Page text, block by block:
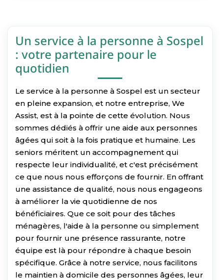
Un service à la personne à Sospel
: votre partenaire pour le
quotidien
Le service à la personne à Sospel est un secteur
en pleine expansion, et notre entreprise, We
Assist, est à la pointe de cette évolution. Nous
sommes dédiés à offrir une aide aux personnes
âgées qui soit à la fois pratique et humaine. Les
seniors méritent un accompagnement qui
respecte leur individualité, et c'est précisément
ce que nous nous efforçons de fournir. En offrant
une assistance de qualité, nous nous engageons
à améliorer la vie quotidienne de nos
bénéficiaires. Que ce soit pour des tâches
ménagères, l'aide à la personne ou simplement
pour fournir une présence rassurante, notre
équipe est là pour répondre à chaque besoin
spécifique. Grâce à notre service, nous facilitons
le maintien à domicile des personnes âgées, leur